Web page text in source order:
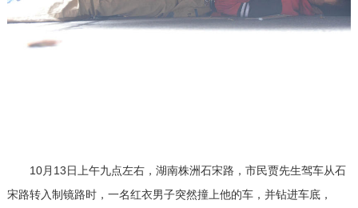
10月13日上午九点左右，湖南株洲石宋路，市民贾先生驾车从石
宋路转入制镜路时，一名红衣男子突然撞上他的车，并钻进车底，